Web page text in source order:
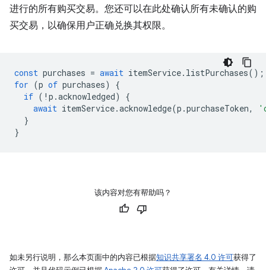
进行的所有购买交易。您还可以在此处确认所有未确认的购
买交易，以确保用户正确兑换其权限。
const purchases = await itemService. listPurchases();
for (p of purchases)
{
if ( ! p .acknowledged)
{
await itemService.acknowledge(p .purchaseToken,
}
}
该内容对您有帮助吗？
如未另行说明，那么本页面中的内容已根据知识共享署名 4.0 许可获得了